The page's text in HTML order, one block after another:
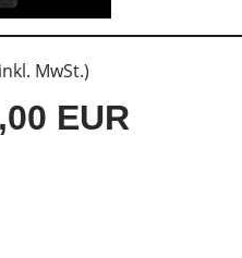
MwSt.)
EUR